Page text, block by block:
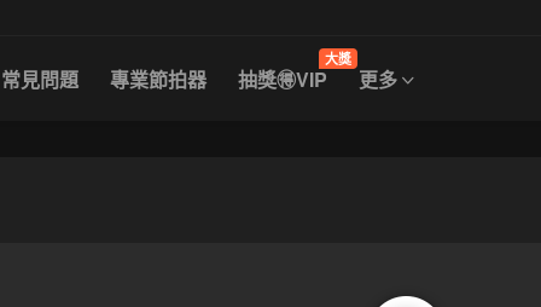
常見問題 專業節拍器 抽獎🉐VIP
大獎
更多